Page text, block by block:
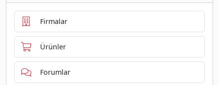
Firmalar
Ürünler
Forumlar